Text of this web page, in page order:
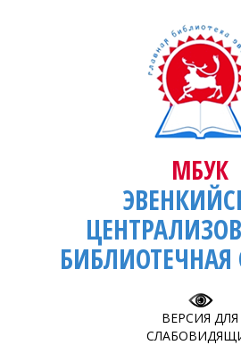
МБУК
ВЕРСИЯ ДЛЯ